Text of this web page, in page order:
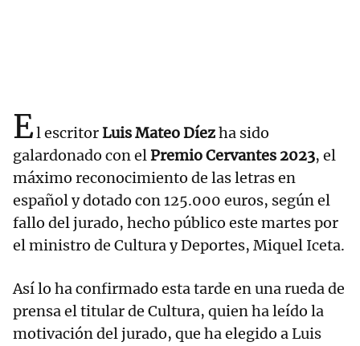
El escritorLuis Mateo Díezha sido
galardonado con elPremio Cervantes 2023, el
máximo reconocimiento de las letras en
español y dotado con 125.000 euros, según el
fallo del jurado, hecho público este martes por
el ministro de Cultura y Deportes, Miquel Iceta.
Así lo ha confirmado esta tarde en una rueda de
prensa el titular de Cultura, quien ha leído la
motivación del jurado, que ha elegido a Luis